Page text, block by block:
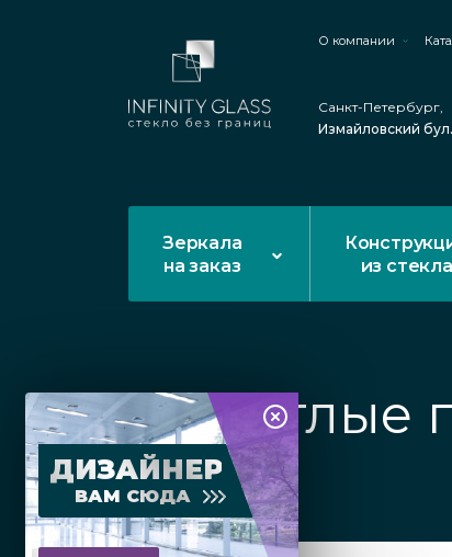
О компании
Санкт-Петербург,
Измайловский
Зеркала
на заказ
из стекла
Круглые
ДИЗАЙНЕР
ВАМ СЮДА